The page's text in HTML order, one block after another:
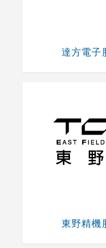
達方電子
東野精機